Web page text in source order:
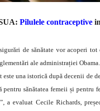
Pilulele contraceptive
de sănătate vor acoperi
ale administrației Obama.
este una istorică după decenii de
pentru sănătatea femeii și pentru
a evaluat Cecile Richards,